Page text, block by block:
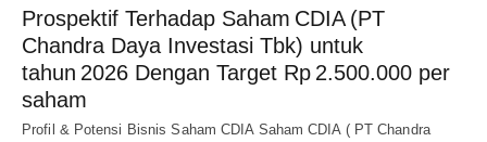
Prospektif Terhadap Saham CDIA (PT
Chandra Daya Investasi Tbk) untuk
tahun 2026 Dengan Target Rp 2.500.000 per
saham
Profil & Potensi Bisnis Saham CDIA Saham CDIA ( PT Chandra